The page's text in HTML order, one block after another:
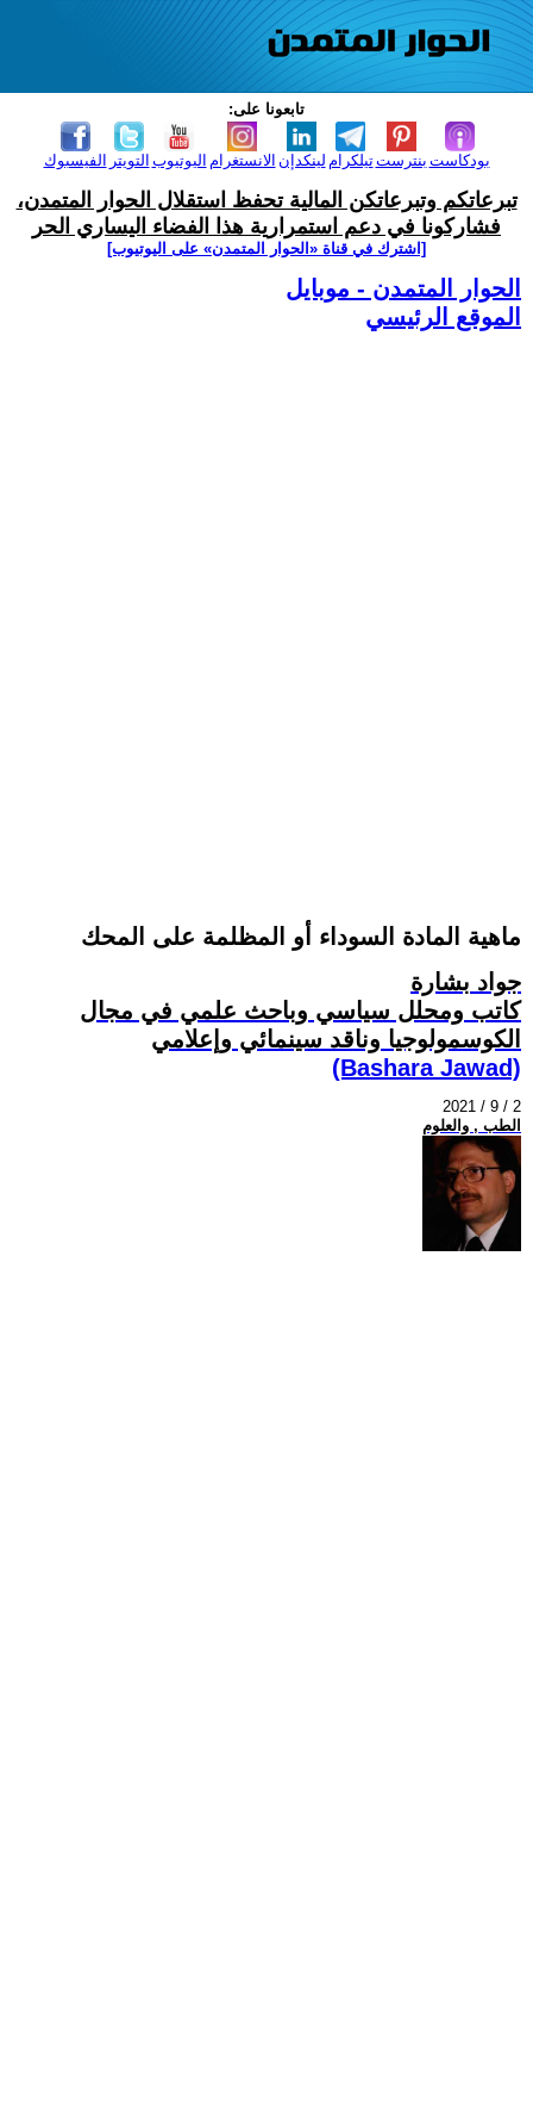
تابعونا على:
الفيسبوك التويتر اليوتيوب الانستغرام لينكدإن تيلكرامبنترست بودكاست
تبرعاتكم وتبرعاتكن المالية تحفظ استقلال الحوار المتمدن،
فشاركونا في دعم استمرارية هذا الفضاء اليساري الحر
[اشترك في قناة ‫«الحوار المتمدن» على اليوتيوب]
الحوار المتمدن - موبايل
الموقع الرئيسي
ماهية المادة السوداء أو المظلمة على المحك
جواد بشارة
كاتب ومحلل سياسي وباحث علمي في مجال
الكوسمولوجيا وناقد سينمائي وإعلامي
(Bashara Jawad)
2021 / 9 / 2
الطب , والعلوم